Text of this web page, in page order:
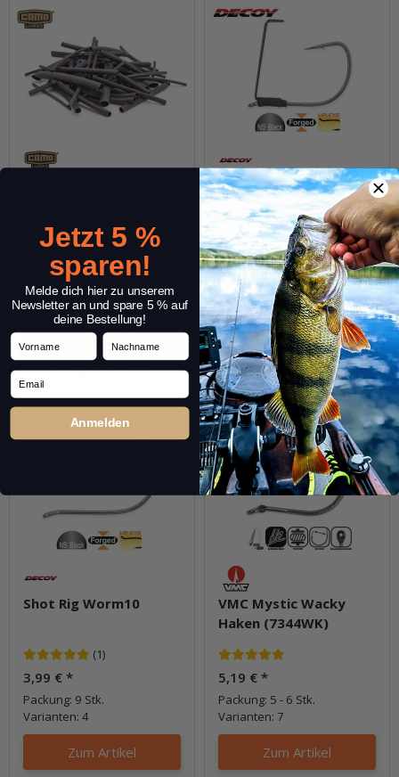
(1)
2,79 €*
Packung: 5 - 8 x 5 cm
Varianten: 7
Zum Artikel
Frage zum Artikel
Shot Guard Worm100
4,59 €*
Packung: 5 Stk.
Varianten: 3
Zum Artikel
Frage zum Artikel
Shot Rig Worm10
(1)
3,99 € *
Packung: 9 Stk.
Varianten: 4
Zum Artikel
VMC Mystic Wacky
Haken (7344WK)
5,19 € *
Packung: 5 - 6 Stk.
Varianten: 7
Zum Artikel
Jetzt 5 %
sparen!
Melde dich hier zu unserem
Newsletter an und spare 5 % auf
deine Bestellung!
Vorname Nachname
Email
Anmelden